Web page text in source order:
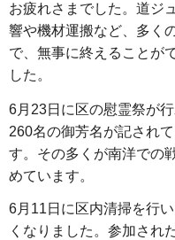
お疲れさまでした。道ジ
響や機材運搬など、多く
で、無事に終えることが
した。
6月23日に区の慰霊祭が
260名の御芳名が記され
す。その多くが南洋での
めています。
6月11日に区内清掃を行
くなりました。参加され